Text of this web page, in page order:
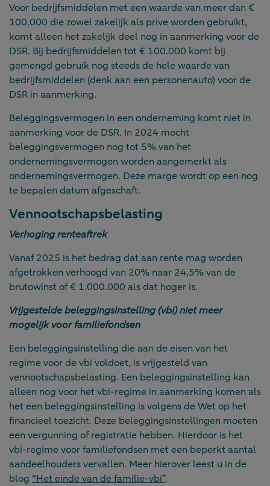
Voor bedrijfsmiddelen met een waarde van meer dan €
100.000 die zowel zakelijk als prive worden gebruikt,
komt alleen het zakelijk deel nog in aanmerking voor de
DSR. Bij bedrijfsmiddelen tot € 100.000 komt bij
gemengd gebruik nog steeds de hele waarde van
bedrijfsmiddelen (denk aan een personenauto) voor de
DSR in aanmerking.
Beleggingsvermogen in een onderneming komt niet in
aanmerking voor de DSR. In 2024 mocht
beleggingsvermogen nog tot 5% van het
ondernemingsvermogen worden aangemerkt als
ondernemingsvermogen. Deze marge wordt op een nog
te bepalen datum afgeschaft.
Vennootschapsbelasting
Verhoging renteaftrek
Vanaf 2025 is het bedrag dat aan rente mag worden
afgetrokken verhoogd van 20% naar 24,5% van de
brutowinst of € 1.000.000 als dat hoger is.
Vrijgestelde beleggingsinstelling (vbi) niet meer
mogelijk voor familiefondsen
Een beleggingsinstelling die aan de eisen van het
regime voor de vbi voldoet, is vrijgesteld van
vennootschapsbelasting. Een beleggingsinstelling kan
alleen nog voor het vbi-regime in aanmerking komen als
het een beleggingsinstelling is volgens de Wet op het
financieel toezicht. Deze beleggingsinstellingen moeten
een vergunning of registratie hebben. Hierdoor is het
vbi-regime voor familiefondsen met een beperkt aantal
aandeelhouders vervallen. Meer hierover leest u in de
blog “Het einde van de familie-vbi”.